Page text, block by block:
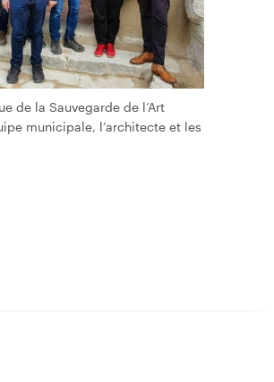
de la Sauvegarde de l’Art
municipale, l’architecte et les